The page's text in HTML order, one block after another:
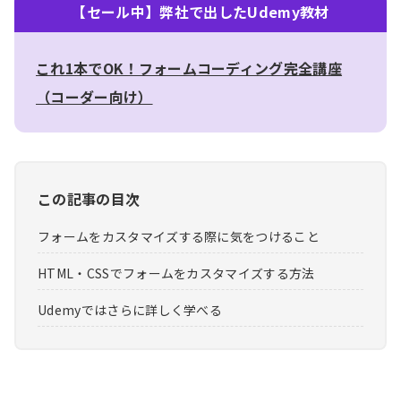
【セール中】弊社で出したUdemy教材
これ1本でOK！フォームコーディング完全講座
（コーダー向け）
この記事の目次
フォームをカスタマイズする際に気をつけること
HTML・CSSでフォームをカスタマイズする方法
Udemyではさらに詳しく学べる